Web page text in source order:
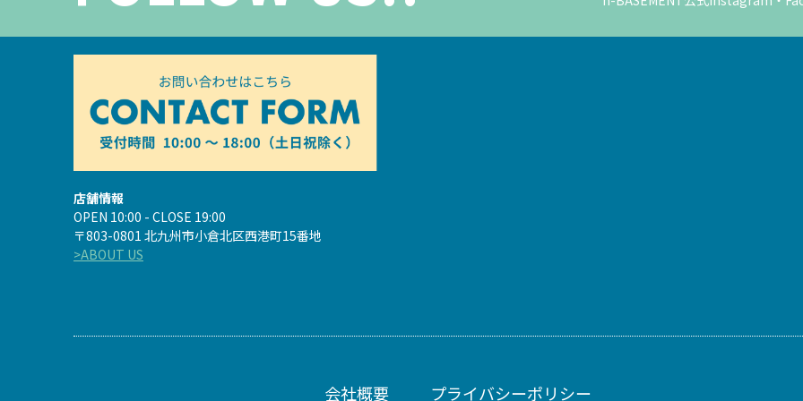
店舗情報
OPEN 10:00 - CLOSE 19:00
〒803-0801 北九州市小倉北区西港町15番地
>ABOUT US
会社概要 プライバシーポリシー